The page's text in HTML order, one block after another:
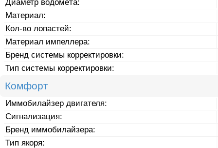
Диаметр водомёта:
Материал:
Кол-во лопастей:
Материал импеллера:
Бренд системы корректировки:
Тип системы корректировки:
Комфорт
Иммобилайзер двигателя:
Сигнализация:
Бренд иммобилайзера:
Тип якоря: